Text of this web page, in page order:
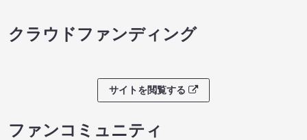
クラウドファンディング
サイトを閲覧する
ファンコミュニティ